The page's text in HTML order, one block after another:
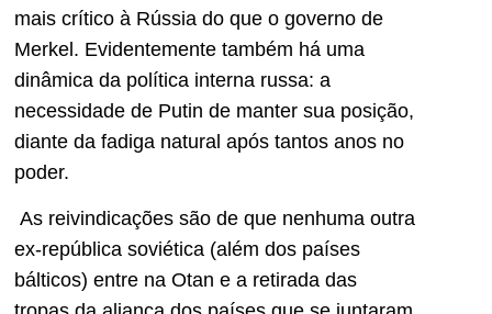
mais crítico à Rússia do que o governo de
Merkel. Evidentemente também há uma
dinâmica da política interna russa: a
necessidade de Putin de manter sua posição,
diante da fadiga natural após tantos anos no
poder.
As reivindicações são de que nenhuma outra
ex-república soviética (além dos países
bálticos) entre na Otan e a retirada das